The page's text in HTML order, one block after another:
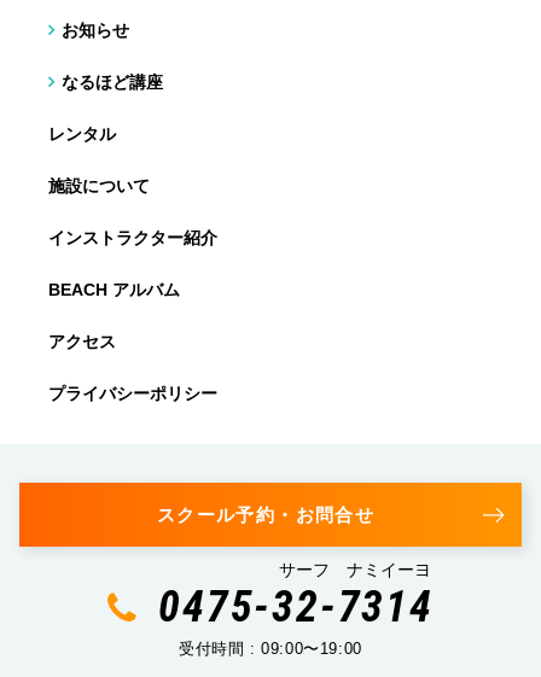
お知らせ
なるほど講座
レンタル
施設について
インストラクター紹介
BEACH アルバム
アクセス
プライバシーポリシー
スクール予約・お問合せ
サーフ ナミイーヨ
0475-32-7314
受付時間 : 09:00〜19:00